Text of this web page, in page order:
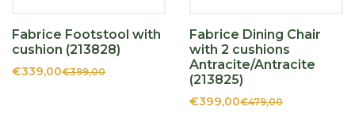
Fabrice Footstool with
cushion (213828)
€339,00€399,00
Fabrice Dining Chair
with 2 cushions
Antracite/Antracite
(213825)
€399,00€479,00